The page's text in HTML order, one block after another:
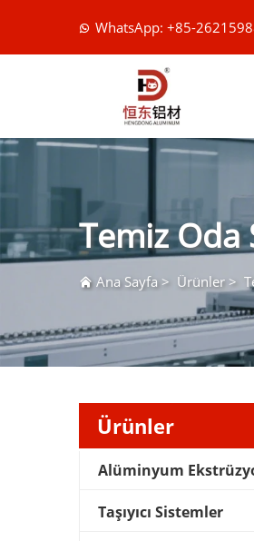
WhatsApp: +85-
Temiz Oda
Ana Sayfa> Ürünler >
Ürünler
Alüminyum
Taşıyıcı Sistemler